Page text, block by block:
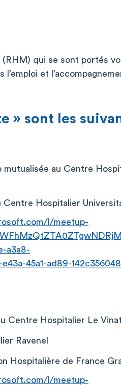
qui se sont portés
et
» sont les
mutualisée au Centre
Hospitalier
l/meetup-
a3a8-
45a1-ad89-
Centre Hospitalier Le
Ravenel
Hospitalière de France
l/meetup-